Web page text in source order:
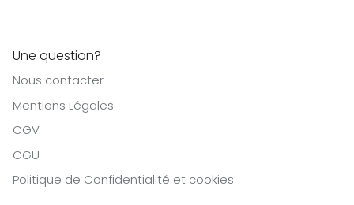
Une question?
Nous contacter
Mentions Légales
CGV
CGU
Politique de Confidentialité et cookies